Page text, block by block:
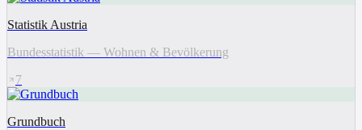
Statistik Austria
Bundesstatistik — Wohnen & Bevölkerung
7
Grundbuch